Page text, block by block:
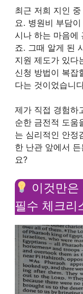
최근 저희 지인
요. 병원비 부담
시나 하는 마음에
죠. 그때 알게 된
지원 제도가 있다
신청 방법이 복잡
다는 것이었습니
제가 직접 경험하
순한 금전적 도움
는 심리적인 안정
한 난관 앞에서
요?
이것만
필수 체크리